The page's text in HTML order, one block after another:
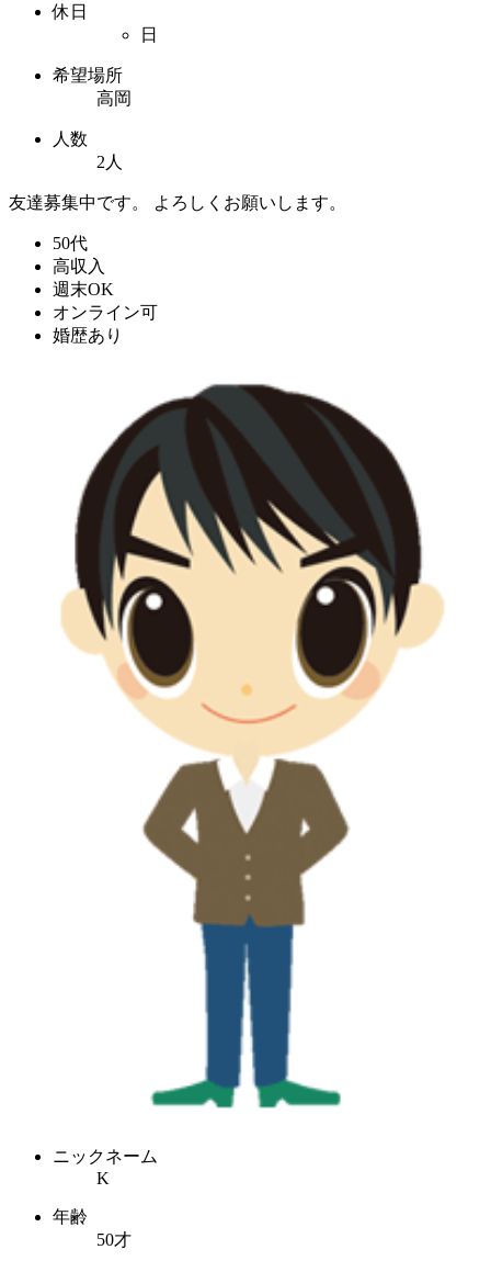
休日
日
希望場所
高岡
人数
2人
友達募集中です。 よろしくお願いします。
50代
高収入
週末OK
オンライン可
婚歴あり
ニックネーム
K
年齢
50才